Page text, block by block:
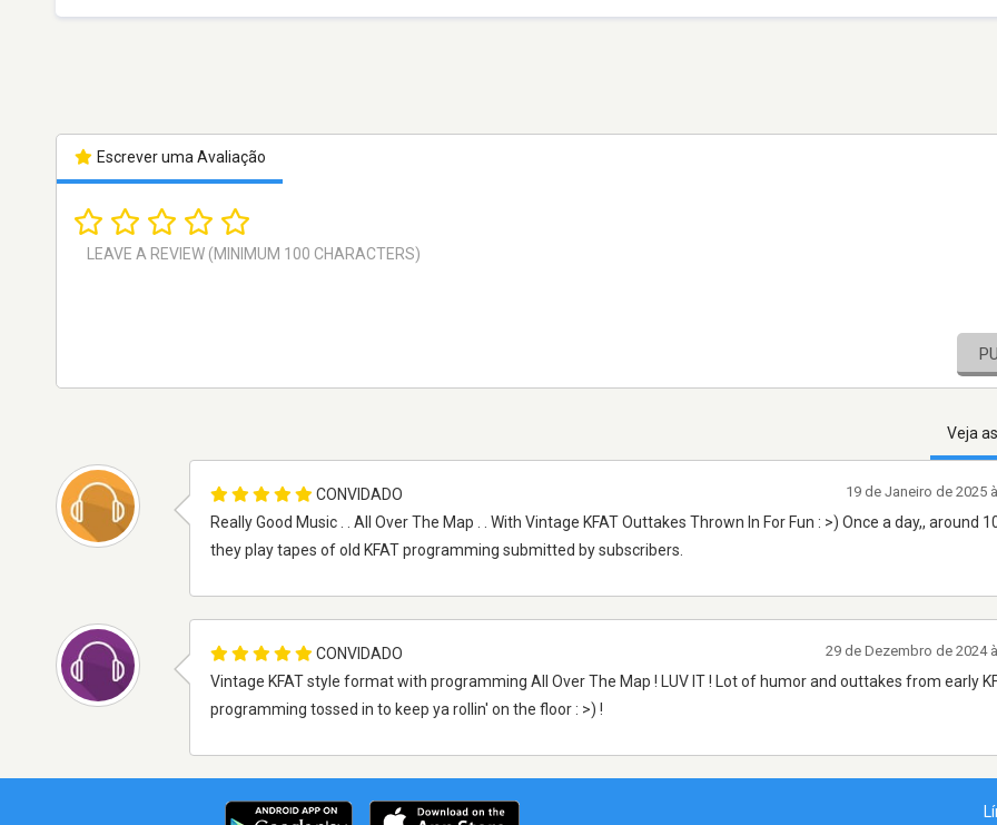
Escrever uma Avaliação
Veja
CONVIDADO
Really Good Music . . All Over The Map . . With Vintage KFAT Outtakes Thrown In For Fun : >) Once a day,, around
they play tapes of old KFAT programming submitted by subscribers.
19 de Janeiro de 2025
CONVIDADO
Vintage KFAT style format with programming All Over The Map ! LUV IT ! Lot of humor and outtakes from early
programming tossed in to keep ya rollin' on the floor : >) !
29 de Dezembro de 2024